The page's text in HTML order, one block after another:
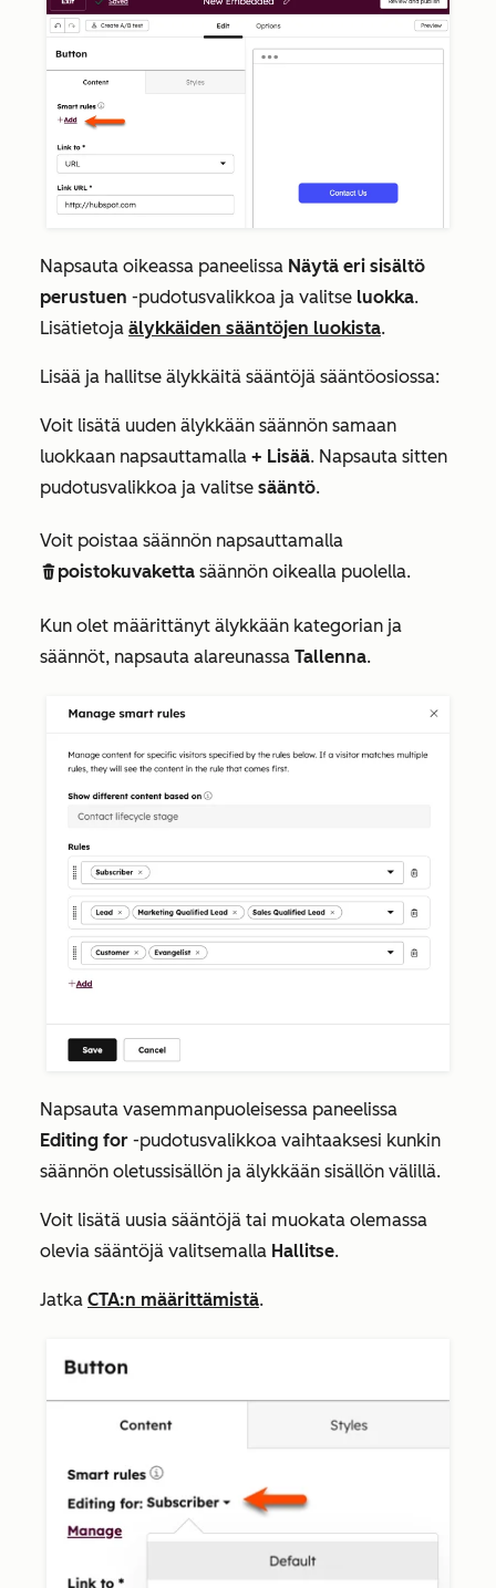
Napsauta oikeassa paneelissa Näytä eri sisältö
perustuen -pudotusvalikkoa ja valitse luokka.
Lisätietoja älykkäiden sääntöjen luokista.
Lisää ja hallitse älykkäitä sääntöjä sääntöosiossa:
Voit lisätä uuden älykkään säännön samaan
luokkaan napsauttamalla + Lisää. Napsauta sitten
pudotusvalikkoa ja valitse sääntö.
Voit poistaa säännön napsauttamalla
deletepoistokuvaketta säännön oikealla puolella.
Kun olet määrittänyt älykkään kategorian ja
säännöt, napsauta alareunassa Tallenna.
Napsauta vasemmanpuoleisessa paneelissa
Editing for -pudotusvalikkoa vaihtaaksesi kunkin
säännön oletussisällön ja älykkään sisällön välillä.
Voit lisätä uusia sääntöjä tai muokata olemassa
olevia sääntöjä valitsemalla Hallitse.
Jatka CTA:n määrittämistä.